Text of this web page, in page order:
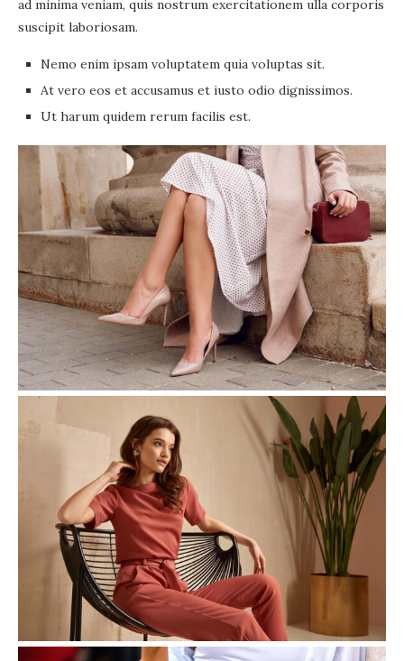
ad minima veniam, quis nostrum exercitationem ulla corporis
suscipit laboriosam.
Nemo enim ipsam voluptatem quia voluptas sit.
At vero eos et accusamus et iusto odio dignissimos.
Ut harum quidem rerum facilis est.